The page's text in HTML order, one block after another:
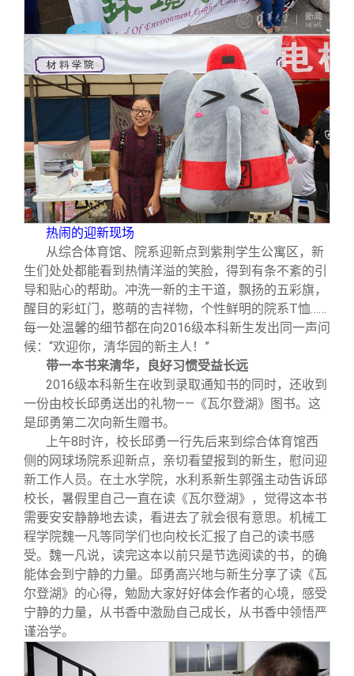
热闹的迎新现场
从综合体育馆、院系迎新点到紫荆学生公寓区，新
生们处处都能看到热情洋溢的笑脸，得到有条不紊的引
导和贴心的帮助。冲洗一新的主干道，飘扬的五彩旗，
醒目的彩虹门，憨萌的吉祥物，个性鲜明的院系T恤……
每一处温馨的细节都在向2016级本科新生发出同一声问
候：“欢迎你，清华园的新主人！”
带一本书来清华，良好习惯受益长远
2016级本科新生在收到录取通知书的同时，还收到
一份由校长邱勇送出的礼物——《瓦尔登湖》图书。这
是邱勇第二次向新生赠书。
上午8时许，校长邱勇一行先后来到综合体育馆西
侧的网球场院系迎新点，亲切看望报到的新生，慰问迎
新工作人员。在土水学院，水利系新生郭强主动告诉邱
校长，暑假里自己一直在读《瓦尔登湖》，觉得这本书
需要安安静静地去读，看进去了就会很有意思。机械工
程学院魏一凡等同学们也向校长汇报了自己的读书感
受。魏一凡说，读完这本以前只是节选阅读的书，的确
能体会到宁静的力量。邱勇高兴地与新生分享了读《瓦
尔登湖》的心得，勉励大家好好体会作者的心境，感受
宁静的力量，从书香中激励自己成长，从书香中领悟严
谨治学。